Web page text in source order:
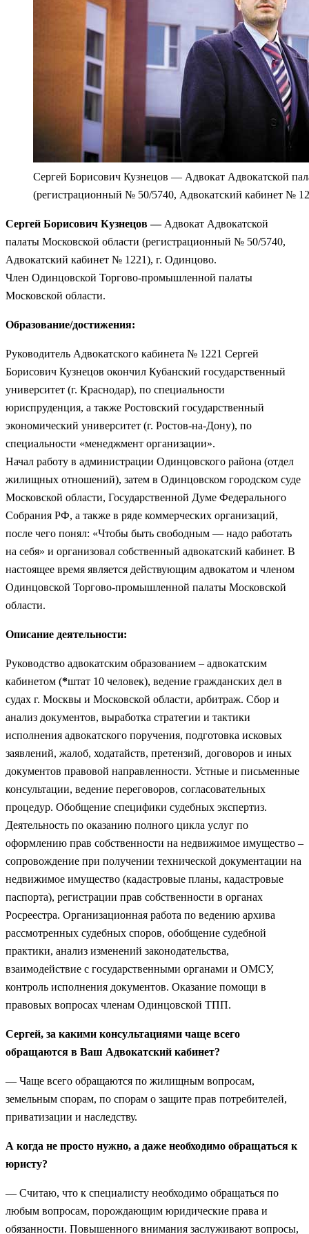
Сергей Борисович Кузнецов — Адвокат Адвокатской
(регистрационный № 50/5740, Адвокатский кабинет №
Сергей Борисович Кузнецов — Адвокат Адвокатской
палаты Московской области (регистрационный № 50/5740,
Адвокатский кабинет № 1221), г. Одинцово.
Член Одинцовской Торгово-промышленной палаты
Московской области.
Образование/достижения:
Руководитель Адвокатского кабинета № 1221 Сергей
Борисович Кузнецов окончил Кубанский государственный
университет (г. Краснодар), по специальности
юриспруденция, а также Ростовский государственный
экономический университет (г. Ростов-на-Дону), по
специальности «менеджмент организации».
Начал работу в администрации Одинцовского района (отдел
жилищных отношений), затем в Одинцовском городском суде
Московской области, Государственной Думе Федерального
Собрания РФ, а также в ряде коммерческих организаций,
после чего понял: «Чтобы быть свободным — надо работать
на себя» и организовал собственный адвокатский кабинет. В
настоящее время является действующим адвокатом и членом
Одинцовской Торгово-промышленной палаты Московской
области.
Описание деятельности:
Руководство адвокатским образованием – адвокатским
кабинетом (*штат 10 человек), ведение гражданских дел в
судах г. Москвы и Московской области, арбитраж. Сбор и
анализ документов, выработка стратегии и тактики
исполнения адвокатского поручения, подготовка исковых
заявлений, жалоб, ходатайств, претензий, договоров и иных
документов правовой направленности. Устные и письменные
консультации, ведение переговоров, согласовательных
процедур. Обобщение специфики судебных экспертиз.
Деятельность по оказанию полного цикла услуг по
оформлению прав собственности на недвижимое имущество –
сопровождение при получении технической документации на
недвижимое имущество (кадастровые планы, кадастровые
паспорта), регистрации прав собственности в органах
Росреестра. Организационная работа по ведению архива
рассмотренных судебных споров, обобщение судебной
практики, анализ изменений законодательства,
взаимодействие с государственными органами и ОМСУ,
контроль исполнения документов. Оказание помощи в
правовых вопросах членам Одинцовской ТПП.
Сергей, за какими консультациями чаще всего
обращаются в Ваш Адвокатский кабинет?
— Чаще всего обращаются по жилищным вопросам,
земельным спорам, по спорам о защите прав потребителей,
приватизации и наследству.
А когда не просто нужно, а даже необходимо обращаться к
юристу?
— Считаю, что к специалисту необходимо обращаться по
любым вопросам, порождающим юридические права и
обязанности. Повышенного внимания заслуживают вопросы,